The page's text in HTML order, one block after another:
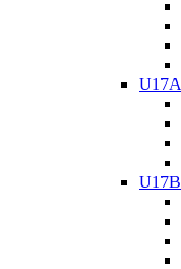
U17A
U17B